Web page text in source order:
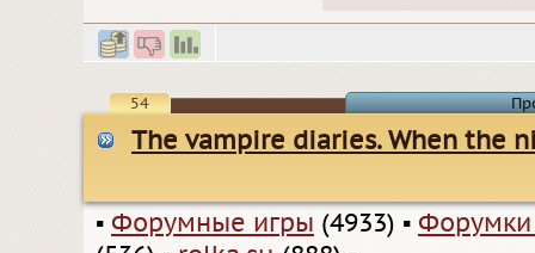
54
The vampire diaries. When the
▪ Форумные игры (4933) ▪